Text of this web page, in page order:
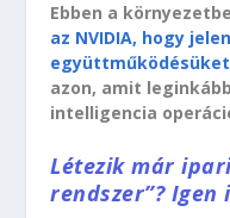
Ebben a
az NVIDIA, hogy
együttműködésüket
azon, amit
intelligencia
Létezik már
rendszer”?